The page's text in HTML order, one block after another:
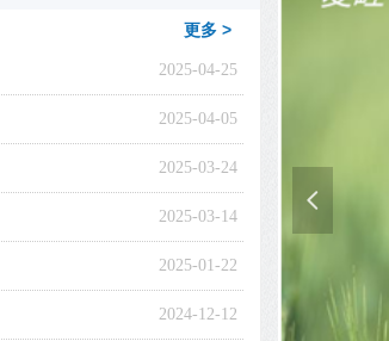
2025-04-25
2025-04-05
2025-03-24
2025-03-14
2025-01-22
2024-12-12
更多 >
넳